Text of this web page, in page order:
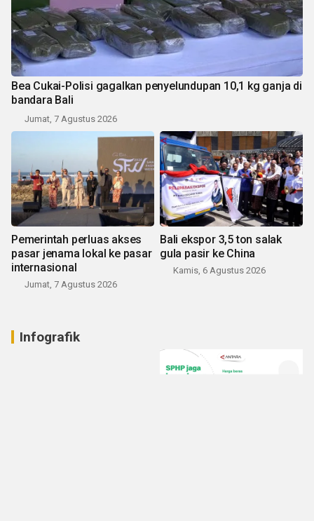
Bea Cukai-Polisi gagalkan penyelundupan 10,1 kg ganja di
bandara Bali
Jumat, 7 Agustus 2026
Pemerintah perluas akses
pasar jenama lokal ke pasar
internasional
Jumat, 7 Agustus 2026
Bali ekspor 3,5 ton salak
gula pasir ke China
Kamis, 6 Agustus 2026
Infografik